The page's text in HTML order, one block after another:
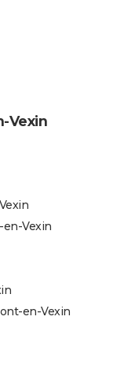
Vexin
en-Vexin
en-Vexin